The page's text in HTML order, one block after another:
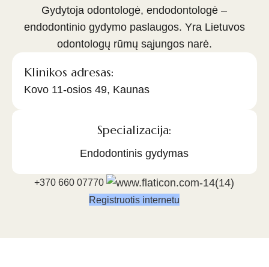
Gydytoja odontologė, endodontologė –
endodontinio gydymo paslaugos. Yra Lietuvos
odontologų rūmų sąjungos narė.
Klinikos adresas:
Kovo 11-osios 49, Kaunas
Specializacija:
Endodontinis gydymas
+370 660 07770
Registruotis internetu